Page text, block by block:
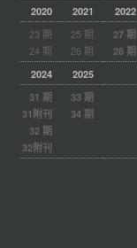
2020 2021 2022
23 期
24 期
25 期
26 期
27 期
28 期
2024
2025
31 期
31附刊
32 期
32附刊
33 期
34 期